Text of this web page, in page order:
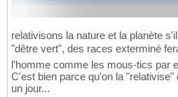
relativisons la nature et la planète
"dêtre vert", des races exterminé
l'homme comme les mous-tics par
C'est bien parce qu'on la
un jour...